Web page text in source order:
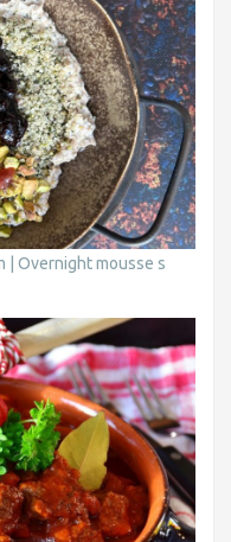
| Overnight mousse s